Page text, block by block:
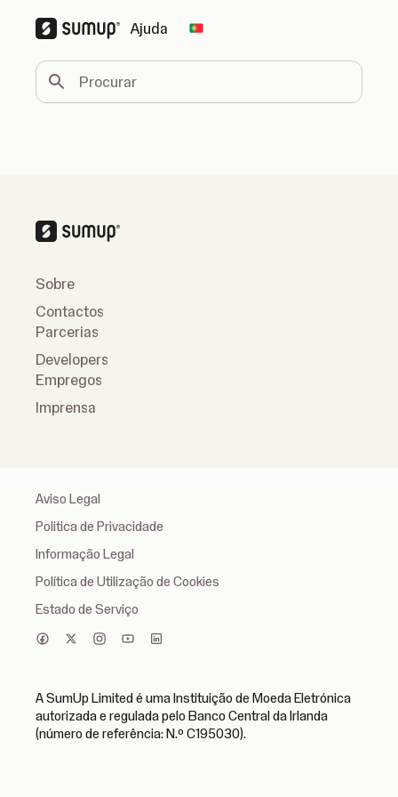
Ajuda Change country
Procurar
Sobre
Contactos
Parcerias
Developers
Empregos
Imprensa
Aviso Legal
Politica de Privacidade
Informação Legal
Política de Utilização de Cookies
Estado de Serviço
A SumUp Limited é uma Instituição de Moeda Eletrónica
autorizada e regulada pelo Banco Central da Irlanda
(número de referência: N.º C195030).